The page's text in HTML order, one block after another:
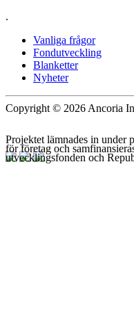
.
Vanliga frågor
Fondutveckling
Blanketter
Nyheter
Copyright © 2026 Ancoria
Projektet lämnades in under
för företag och
utvecklingsfonden och